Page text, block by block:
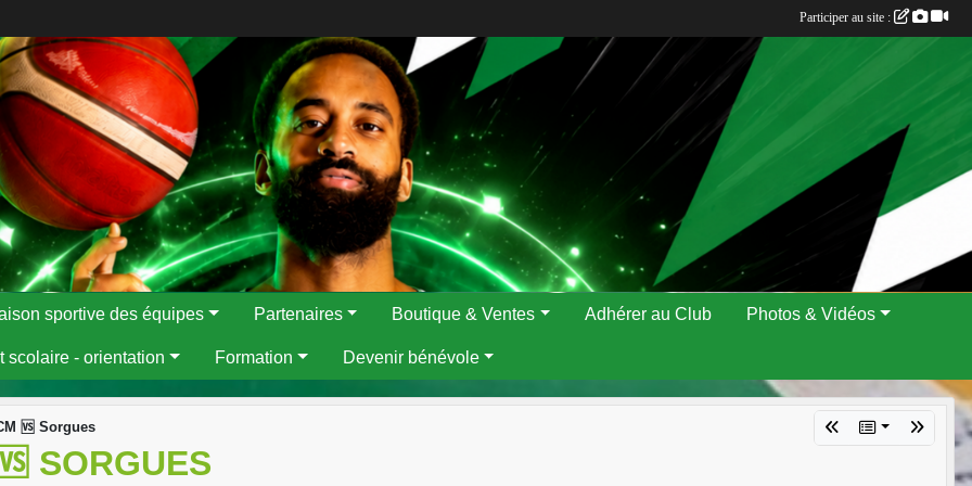
sportive des équipes Partenaires Boutique & Ventes Adhérer au Club Photos & Vidéos
scolaire - orientation Formation Devenir bénévole
🆚 Sorgues
SORGUES
Participer au site :